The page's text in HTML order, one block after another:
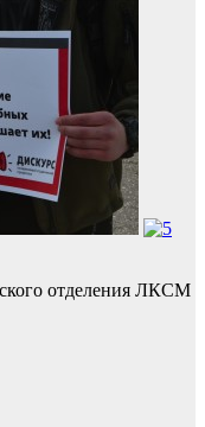
отделения ЛКСМ